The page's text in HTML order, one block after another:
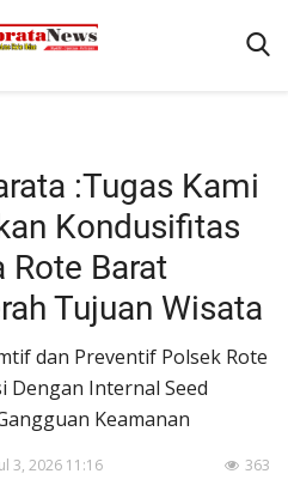
Untuk Jamin
:Tugas Kami
Kondusifitas
Rote Barat
Tujuan Wisata
dan Preventif Polsek Rote
Dengan Internal Seed
Keamanan
3, 2026 11:16 363